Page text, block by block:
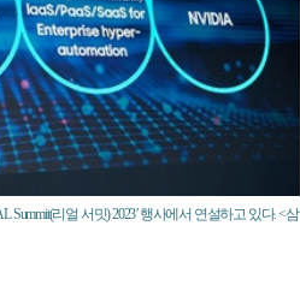
리얼 서밋) 2023’ 행사에서 연설하고 있다. <삼